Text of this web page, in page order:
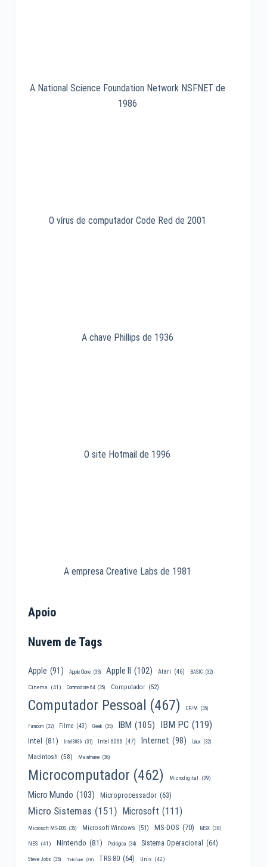
A National Science Foundation Network NSFNET de
1986
O vírus de computador Code Red de 2001
A chave Phillips de 1936
O site Hotmail de 1996
A empresa Creative Labs de 1981
Apoio
Nuvem de Tags
Apple (91) Apple Clone (33) Apple II (102) Atari (46) BASIC (32)
Cinema (41) Commodore 64 (35) Computador (52)
Computador Pessoal (467) CP/M (35)
Famicom (32) Filme (43) Geek (35) IBM (105) IBM PC (119)
Intel (81) Intel 8086 (31) Intel 8088 (47) Internet (98) Linux (32)
Macintosh (58) Mainframe (36)
Microcomputador (462) Microdigital (39)
Micro Mundo (103) Microprocessador (63)
Micro Sistemas (151) Microsoft (111)
Microsoft MS-DOS (35) Microsoft Windows (51) MS-DOS (70) MSX (38)
NES (41) Nintendo (81) Prológica (34) Sistema Operacional (64)
Steve Jobs (35) Telefone (30) TRS-80 (64) Unix (42)